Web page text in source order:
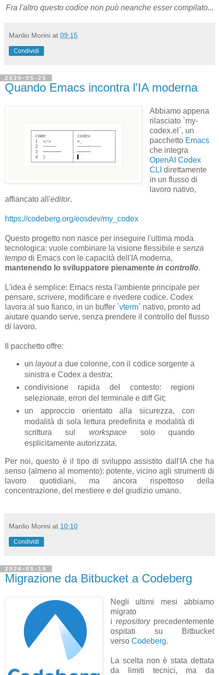
Fra l'altro questo codice non può neanche esser compilato...
Manlio Morini at 09:15
Condividi
2026-05-25
Quando Emacs incontra l'IA moderna
Abbiamo appena
rilasciato `my-
codex.el`, un
pacchetto Emacs
che integra
OpenAI Codex
CLI direttamente
in un flusso di
lavoro nativo,
affiancato all'editor.
https://codeberg.org/eosdev/my_codex
Questo progetto non nasce per inseguire l'ultima moda
tecnologica: vuole combinare la visione flessibile e senza
tempo di Emacs con le capacità dell'IA moderna,
mantenendo lo sviluppatore pienamente in controllo.
L'idea è semplice: Emacs resta l'ambiente principale per
pensare, scrivere, modificare e rivedere codice. Codex
lavora al suo fianco, in un buffer `vterm` nativo, pronto ad
aiutare quando serve, senza prendere il controllo del flusso
di lavoro.
Il pacchetto offre:
un layouta due colonne, con il codice sorgente a
sinistra e Codex a destra;
condivisione rapida del contesto: regioni
selezionate, errori del terminale e diff Git;
un approccio orientato alla sicurezza, con
modalità di sola lettura predefinita e modalità di
scrittura sul workspace solo quando
esplicitamente autorizzata.
Per noi, questo è il tipo di sviluppo assistito dall'IA che ha
senso (almeno al momento): potente, vicino agli strumenti di
lavoro quotidiani, ma ancora rispettoso della
concentrazione, del mestiere e del giudizio umano.
Manlio Morini at 10:10
Condividi
2026-05-19
Migrazione da Bitbucket a Codeberg
Negli ultimi mesi abbiamo
migrato
i repositoryprecedentemente
ospitati su Bitbucket
verso Codeberg.
La scelta non è stata dettata
da limiti tecnici, ma da